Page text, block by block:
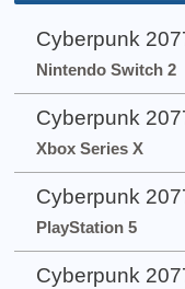
Cyberpunk
Nintendo Switch 2
Cyberpunk
Xbox Series X
Cyberpunk
PlayStation 5
Cyberpunk